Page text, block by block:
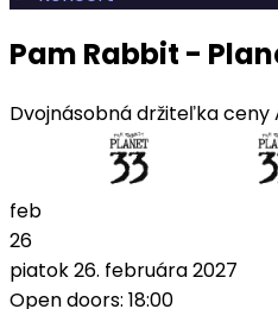
Pam Rabbit -
Dvojnásobná držiteľka ceny
feb
26
piatok 26. februára 2027
Open doors: 18:00